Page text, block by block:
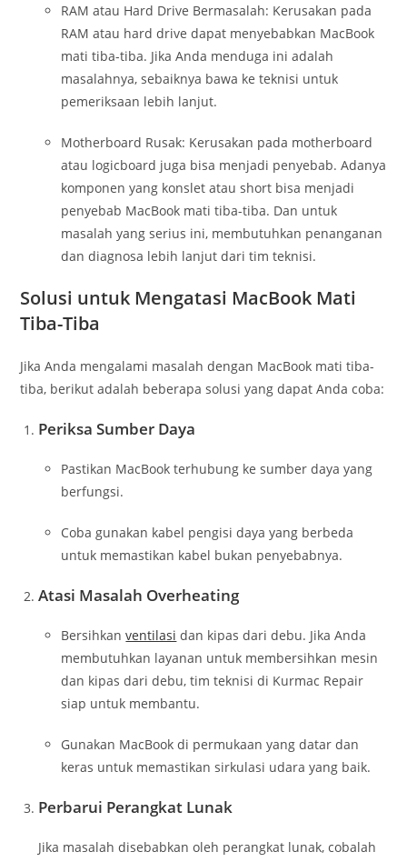
RAM atau Hard Drive Bermasalah: Kerusakan pada
RAM atau hard drive dapat menyebabkan MacBook
mati tiba-tiba. Jika Anda menduga ini adalah
masalahnya, sebaiknya bawa ke teknisi untuk
pemeriksaan lebih lanjut.
Motherboard Rusak: Kerusakan pada motherboard
atau logicboard juga bisa menjadi penyebab. Adanya
komponen yang konslet atau short bisa menjadi
penyebab MacBook mati tiba-tiba. Dan untuk
masalah yang serius ini, membutuhkan penanganan
dan diagnosa lebih lanjut dari tim teknisi.
Solusi untuk Mengatasi MacBook Mati
Tiba-Tiba
Jika Anda mengalami masalah dengan MacBook mati tiba-
tiba, berikut adalah beberapa solusi yang dapat Anda coba:
Periksa Sumber Daya
Pastikan MacBook terhubung ke sumber daya yang
berfungsi.
Coba gunakan kabel pengisi daya yang berbeda
untuk memastikan kabel bukan penyebabnya.
Atasi Masalah Overheating
Bersihkanventilasi dan kipas dari debu. Jika Anda
membutuhkan layanan untuk membersihkan mesin
dan kipas dari debu, tim teknisi di Kurmac Repair
siap untuk membantu.
Gunakan MacBook di permukaan yang datar dan
keras untuk memastikan sirkulasi udara yang baik.
Perbarui Perangkat Lunak
Jika masalah disebabkan oleh perangkat lunak, cobalah